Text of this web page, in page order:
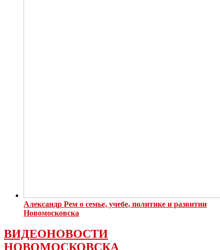
Александр Рем о семье, учебе, политике и развитии
Новомосковска
ВИДЕОНОВОСТИ
НОВОМОСКОВСКА